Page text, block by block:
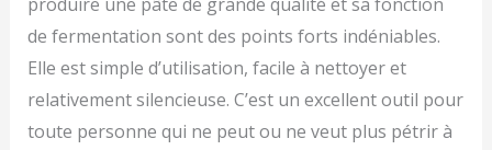
produire une pâte de grande qualité et sa fonction
de fermentation sont des points forts indéniables.
Elle est simple d’utilisation, facile à nettoyer et
relativement silencieuse. C’est un excellent outil pour
toute personne qui ne peut ou ne veut plus pétrir à